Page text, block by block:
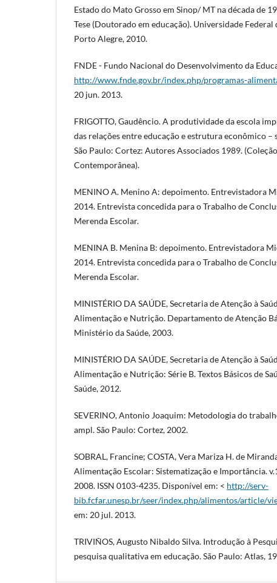
Estado do Mato Grosso em Sinop/ MT na década de
Tese (Doutorado em educação). Universidade Federal
Porto Alegre, 2010.
FNDE - Fundo Nacional do Desenvolvimento da
http://www.fnde.gov.br/index.php/programas-
20 jun. 2013.
FRIGOTTO, Gaudêncio. A produtividade da escola
das relações entre educação e estrutura econômico –
São Paulo: Cortez: Autores Associados 1989.
Contemporânea).
MENINO A. Menino A: depoimento. Entrevistadora
2014. Entrevista concedida para o Trabalho de
Merenda Escolar.
MENINA B. Menina B: depoimento. Entrevistadora
2014. Entrevista concedida para o Trabalho de
Merenda Escolar.
MINISTÉRIO DA SAÚDE, Secretaria de Atenção à
Alimentação e Nutrição. Departamento de Atenção
Ministério da Saúde, 2003.
MINISTÉRIO DA SAÚDE, Secretaria de Atenção à
Alimentação e Nutrição: Série B. Textos Básicos de
Saúde, 2012.
SEVERINO, Antonio Joaquim: Metodologia do
ampl. São Paulo: Cortez, 2002.
SOBRAL, Francine; COSTA, Vera Mariza H. de
Alimentação Escolar: Sistematização e Importância.
2008. ISSN 0103-4235. Disponível em: < http://serv-
bib.fcfar.unesp.br/seer/index.php/alimentos/article/
em: 20 jul. 2013.
TRIVIÑOS, Augusto Nibaldo Silva. Introdução à
pesquisa qualitativa em educação. São Paulo: Atlas,